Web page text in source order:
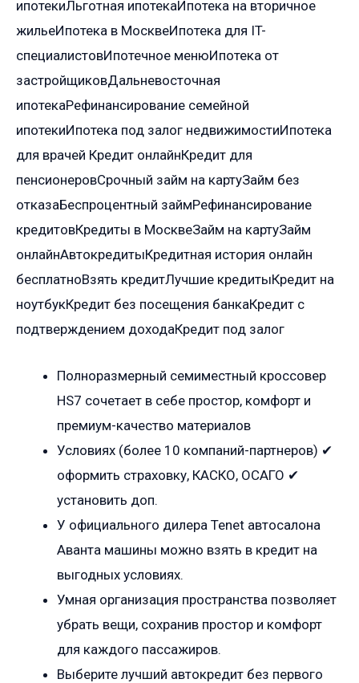
ипотекиЛьготная ипотекаИпотека на вторичное
жильеИпотека в МосквеИпотека для IT-
специалистовИпотечное менюИпотека от
застройщиковДальневосточная
ипотекаРефинансирование семейной
ипотекиИпотека под залог недвижимостиИпотека
для врачей Кредит онлайнКредит для
пенсионеровСрочный займ на картуЗайм без
отказаБеспроцентный займРефинансирование
кредитовКредиты в МосквеЗайм на картуЗайм
онлайнАвтокредитыКредитная история онлайн
бесплатноВзять кредитЛучшие кредитыКредит на
ноутбукКредит без посещения банкаКредит с
подтверждением доходаКредит под залог
Полноразмерный семиместный кроссовер
HS7 сочетает в себе простор, комфорт и
премиум-качество материалов
Условиях (более 10 компаний-партнеров) ✔
оформить страховку, КАСКО, ОСАГО ✔
установить доп.
У официального дилера Tenet автосалона
Аванта машины можно взять в кредит на
выгодных условиях.
Умная организация пространства позволяет
убрать вещи, сохранив простор и комфорт
для каждого пассажиров.
Выберите лучший автокредит без первого